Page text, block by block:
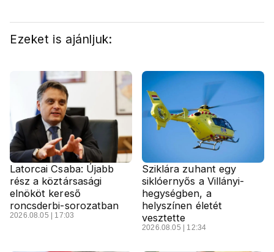
Ezeket is ajánljuk:
Latorcai Csaba: Újabb
rész a köztársasági
elnököt kereső
roncsderbi-sorozatban
2026.08.05 | 17:03
Sziklára zuhant egy
siklóernyős a Villányi-
hegységben, a
helyszínen életét
vesztette
2026.08.05 | 12:34